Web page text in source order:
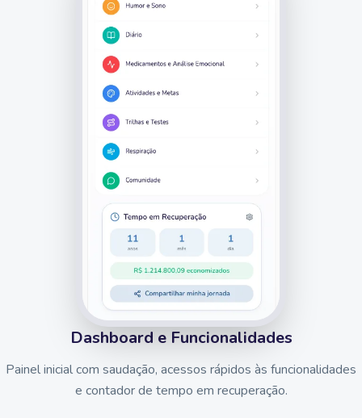
Dashboard e Funcionalidades
Painel inicial com saudação, acessos rápidos às funcionalidades
e contador de tempo em recuperação.